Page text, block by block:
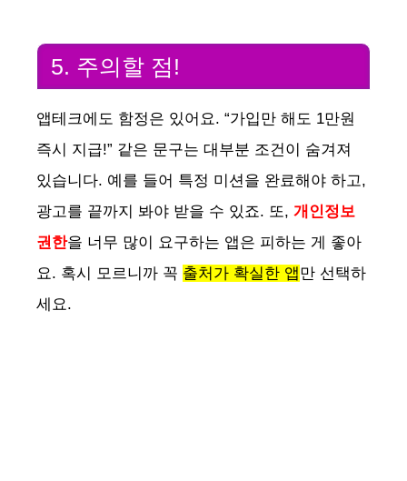
5. 주의할 점!
앱테크에도 함정은 있어요. “가입만 해도 1만원
즉시 지급!” 같은 문구는 대부분 조건이 숨겨져
있습니다. 예를 들어 특정 미션을 완료해야 하고,
광고를 끝까지 봐야 받을 수 있죠. 또, 개인정보
권한을 너무 많이 요구하는 앱은 피하는 게 좋아
요. 혹시 모르니까 꼭 출처가 확실한 앱만 선택하
세요.